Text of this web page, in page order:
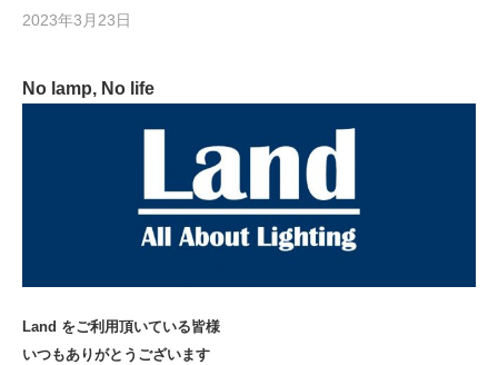
2023年3月23日
No lamp, No life
Land をご利用頂いている皆様
いつもありがとうございます